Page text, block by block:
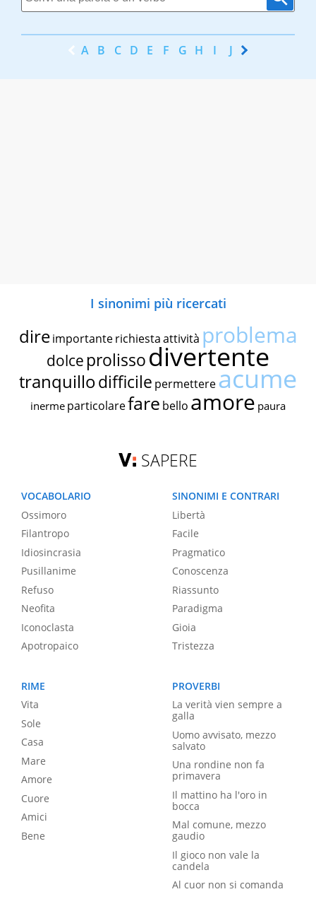
A B C D E F G H I J K
I sinonimi più ricercati
dire importante richiestaattività problema
dolce prolissodivertente
tranquillodifficile permettereacume
inerme particolarefare bello amore paura
SAPERE
VOCABOLARIO
Ossimoro
Filantropo
Idiosincrasia
Pusillanime
Refuso
Neofita
Iconoclasta
Apotropaico
SINONIMI E CONTRARI
Libertà
Facile
Pragmatico
Conoscenza
Riassunto
Paradigma
Gioia
Tristezza
RIME
Vita
Sole
Casa
Mare
Amore
Cuore
Amici
Bene
PROVERBI
La verità vien sempre a
galla
Uomo avvisato, mezzo
salvato
Una rondine non fa
primavera
Il mattino ha l'oro in
bocca
Mal comune, mezzo
gaudio
Il gioco non vale la
candela
Al cuor non si comanda